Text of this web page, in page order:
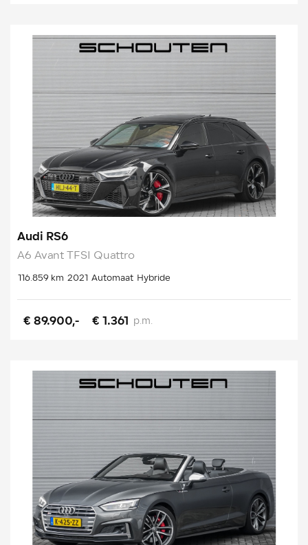
Audi RS6
A6 Avant TFSI Quattro
116.859 km 2021 Automaat Hybride
€ 89.900,- € 1.361 p.m.